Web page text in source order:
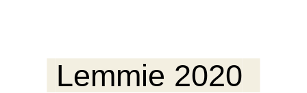
Lemmie 2020